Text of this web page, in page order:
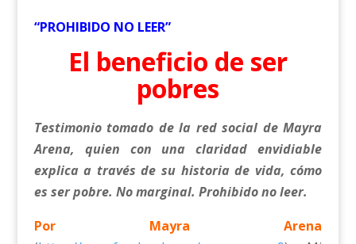
“PROHIBIDO NO LEER”
El beneficio de ser
pobres
Testimonio tomado de la red social de Mayra
Arena, quien con una claridad envidiable
explica a través de su historia de vida, cómo
es ser pobre. No marginal. Prohibido no leer.
Por Mayra Arena